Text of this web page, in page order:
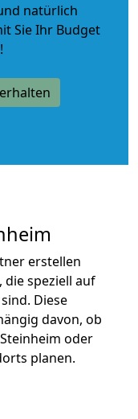
natürlich
Sie Ihr Budget
erstellen
speziell auf
Diese
davon, ob
oder
planen.